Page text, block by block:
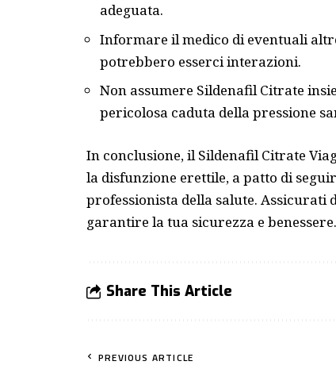
adeguata.
Informare il medico di eventuali
potrebbero esserci interazioni.
Non assumere Sildenafil Citrate
pericolosa caduta della pressione
In conclusione, il Sildenafil Citrate
la disfunzione erettile, a patto di
professionista della salute.
garantire la tua sicurezza e benessere.
Share This Article
PREVIOUS ARTICLE